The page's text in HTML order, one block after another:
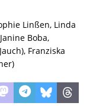
Linßen, Linda
Boba,
Franziska